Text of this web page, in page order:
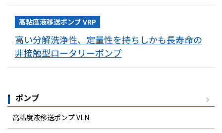
高粘度液移送ポンプ VRP
高い分解洗浄性、定量性を持ちしかも長寿命の
非接触型ロータリーポンプ
ポンプ
高粘度液移送ポンプ VLN